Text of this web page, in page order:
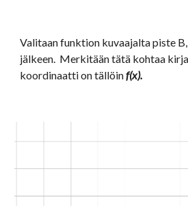
Valitaan funktion kuvaajalta piste
jälkeen.  Merkitään tätä kohtaa
koordinaatti on tällöin f(x).